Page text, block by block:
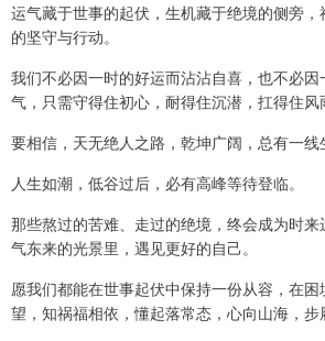
运气藏于世事的起伏，生机藏于绝境的侧旁
的坚守与行动。
我们不必因一时的好运而沾沾自喜，也不必
气，只需守得住初心，耐得住沉潜，扛得住风
要相信，天无绝人之路，乾坤广阔，总有一线
人生如潮，低谷过后，必有高峰等待登临。
那些熬过的苦难、走过的绝境，终会成为时
气东来的光景里，遇见更好的自己。
愿我们都能在世事起伏中保持一份从容，在
望，知祸福相依，懂起落常态，心向山海，步